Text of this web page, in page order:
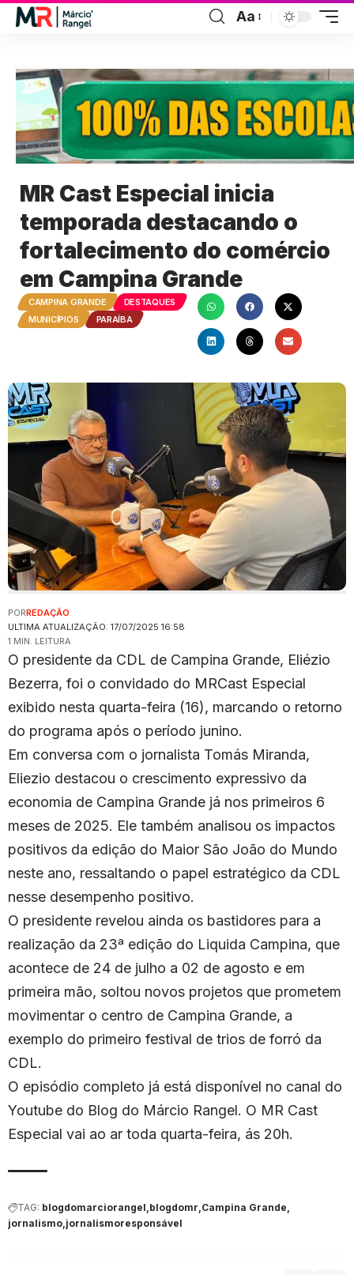
Aa
MR Cast Especial inicia
temporada destacando o
fortalecimento do comércio
em Campina Grande
CAMPINA GRANDE
DESTAQUES
MUNICÍPIOS
PARAÍBA
ULTIMA ATUALIZAÇÃO: 17/07/2025 16:58
PORREDAÇÃO
1 MIN. LEITURA
O presidente da CDL de Campina Grande, Eliézio
Bezerra, foi o convidado do MRCast Especial
exibido nesta quarta-feira (16), marcando o retorno
do programa após o período junino.
Em conversa com o jornalista Tomás Miranda,
Eliezio destacou o crescimento expressivo da
economia de Campina Grande já nos primeiros 6
meses de 2025. Ele também analisou os impactos
positivos da edição do Maior São João do Mundo
neste ano, ressaltando o papel estratégico da CDL
nesse desempenho positivo.
O presidente revelou ainda os bastidores para a
realização da 23ª edição do Liquida Campina, que
acontece de 24 de julho a 02 de agosto e em
primeira mão, soltou novos projetos que prometem
movimentar o centro de Campina Grande, a
exemplo do primeiro festival de trios de forró da
CDL.
O episódio completo já está disponível no canal do
Youtube do Blog do Márcio Rangel. O MR Cast
Especial vai ao ar toda quarta-feira, ás 20h.
TAG: blogdomarciorangel blogdomr Campina Grande
jornalismo jornalismoresponsável